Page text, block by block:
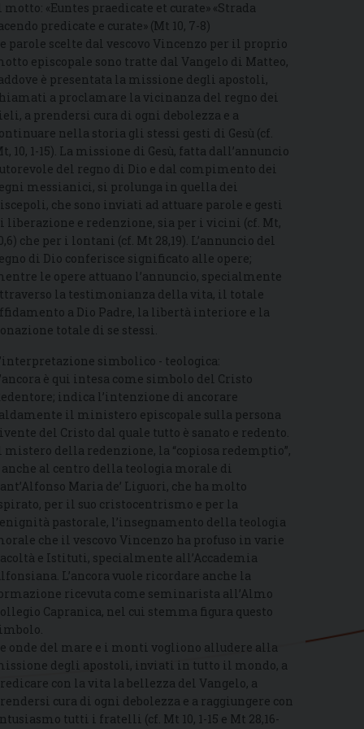
motto: «Euntes praedicate et curate» «Strada
predicate e curate» (Mt 10, 7-8)
parole scelte dal vescovo Vincenzo per il proprio
episcopale sono tratte dal Vangelo di Matteo,
è presentata la missione degli apostoli,
a proclamare la vicinanza del regno dei
a prendersi cura di ogni debolezza e a
nella storia gli stessi gesti di Gesù (cf.
10, 1-15). La missione di Gesù, fatta dall’annuncio
del regno di Dio e dal compimento dei
messianici, si prolunga in quella dei
che sono inviati ad attuare parole e gesti
liberazione e redenzione, sia per i vicini (cf. Mt,
che per i lontani (cf. Mt 28,19). L’annuncio del
di Dio conferisce significato alle opere;
le opere attuano l’annuncio, specialmente
la testimonianza della vita, il totale
a Dio Padre, la libertà interiore e la
totale di se stessi.
simbolico - teologica:
è qui intesa come simbolo del Cristo
indica l’intenzione di ancorare
il ministero episcopale sulla persona
del Cristo dal quale tutto è sanato e redento.
mistero della redenzione, la “copiosa redemptio”,
anche al centro della teologia morale di
Maria de’ Liguori, che ha molto
per il suo cristocentrismo e per la
pastorale, l’insegnamento della teologia
che il vescovo Vincenzo ha profuso in varie
e Istituti, specialmente all’Accademia
L’ancora vuole ricordare anche la
ricevuta come seminarista all’Almo
Capranica, nel cui stemma figura questo
onde del mare e i monti vogliono alludere alla
degli apostoli, inviati in tutto il mondo, a
con la vita la bellezza del Vangelo, a
cura di ogni debolezza e a raggiungere con
tutti i fratelli (cf. Mt 10, 1-15 e Mt 28,16-